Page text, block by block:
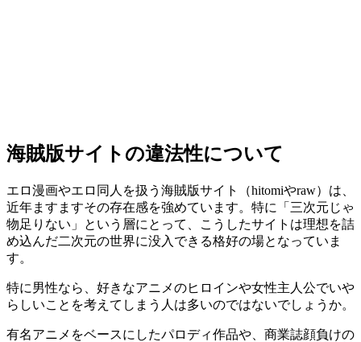
海賊版サイトの違法性について
エロ漫画やエロ同人を扱う海賊版サイト（hitomiやraw）は、
近年ますますその存在感を強めています。特に「三次元じゃ
物足りない」という層にとって、こうしたサイトは理想を詰
め込んだ二次元の世界に没入できる格好の場となっていま
す。
特に男性なら、好きなアニメのヒロインや女性主人公でいや
らしいことを考えてしまう人は多いのではないでしょうか。
有名アニメをベースにしたパロディ作品や、商業誌顔負けの